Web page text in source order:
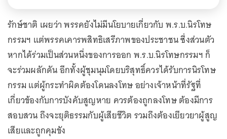
รักษ์ชาติ เผยว่า พรรคยังไม่มีนโยบายเกี่ยวกับ พ.ร.บ.นิรโทษ
กรรมฯ แต่พรรคเคารพสิทธิเสรีภาพของประชาชน ซึ่งส่วนตัว
หากได้ร่วมเป็นส่วนหนึ่งของการออก พ.ร.บ.นิรโทษกรรมฯ ก็
จะร่วมผลักดัน อีกทั้งผู้ชุมนุมโดยบริสุทธิ์ควรได้รับการนิรโทษ
กรรม แต่ผู้กระทำผิดต้องโดนลงโทษ อย่างเจ้าหน้าที่รัฐที่
เกี่ยวข้องกับการบังคับสูญหาย ควรต้องถูกลงโทษ ต้องมีการ
สอบสวน ถึงจะยุติธรรมกับผู้เสียชีวิต รวมถึงต้องเยียวยาผู้สูญ
เสียและถูกคุมขัง